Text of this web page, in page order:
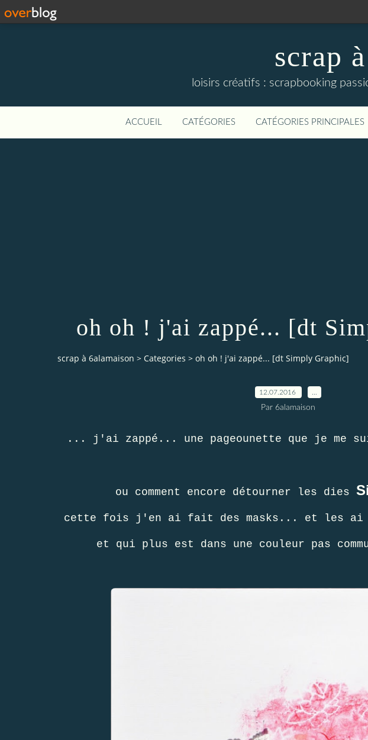
scrap
loisirs créatifs : scrapbooking
ACCUEIL CATÉGORIES CATÉGORIES PRINCIPALES
oh oh ! j'ai zappé... [dt
scrap à 6alamaison > Categories > oh oh ! j'ai zappé... [dt Simply Graphic]
12.07.2016
Par 6alamaison
... j'ai zappé... une pageounette que je me
ou comment encore détourner les dies
cette fois j'en ai fait des masks... et les ai
et qui plus est dans une couleur pas